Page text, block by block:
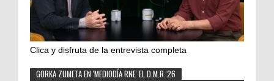
Clica y disfruta de la entrevista completa
GORKA ZUMETA EN 'MEDIODÍA RNE' EL D.M.R.'26